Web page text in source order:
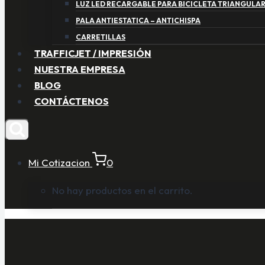
LUZ LED RECARGABLE PARA BICICLETA TRIANGULAR
PALA ANTIESTATICA – ANTICHISPA
CARRETILLAS
TRAFFICJET / IMPRESIÓN
NUESTRA EMPRESA
BLOG
CONTÁCTENOS
Mi Cotizacion 0
No hay productos en el carrito.